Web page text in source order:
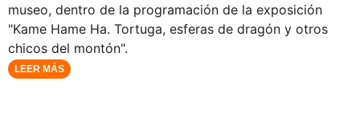
museo, dentro de la programación de la exposición
"Kame Hame Ha. Tortuga, esferas de dragón y otros
chicos del montón".
LEER MÁS